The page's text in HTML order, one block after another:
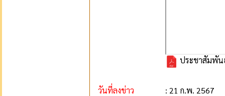
ประชาสัมพัน
วันที่ลงข่าว
: 21 ก.พ. 2567